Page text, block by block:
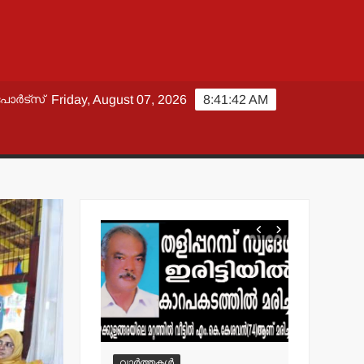
8:41:43 AM
Friday, August 07, 2026